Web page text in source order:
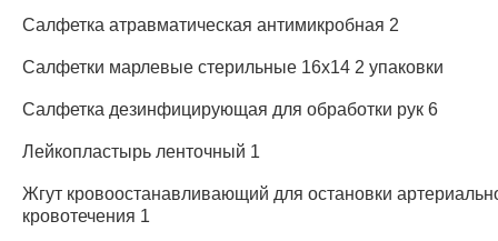
Салфетка атравматическая антимикробная 2
Салфетки марлевые стерильные 16х14 2 упаковки
Салфетка дезинфицирующая для обработки рук 6
Лейкопластырь ленточный 1
Жгут кровоостанавливающий для остановки
кровотечения 1